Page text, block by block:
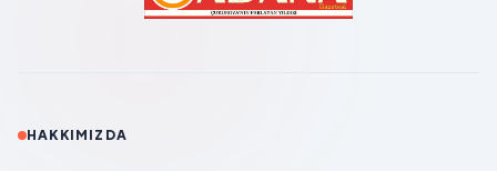
HAKKIMIZDA